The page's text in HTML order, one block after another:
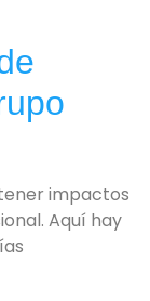
impactos
Aquí hay